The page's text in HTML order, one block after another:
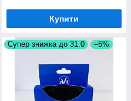
Купити
Супер знижка до 31.0 –5%